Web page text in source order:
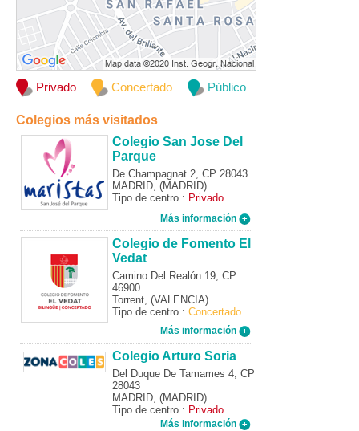
Privado Concertado Público
Colegios más visitados
Colegio San Jose Del
Parque
De Champagnat 2, CP 28043
MADRID, (MADRID)
Tipo de centro : Privado
Más información
Colegio de Fomento El
Vedat
Camino Del Realón 19, CP
46900
Torrent, (VALENCIA)
Tipo de centro : Concertado
Más información
Colegio Arturo Soria
Del Duque De Tamames 4, CP
28043
MADRID, (MADRID)
Tipo de centro : Privado
Más información